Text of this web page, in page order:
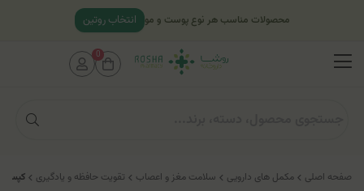
صفحه اصلی مکمل های دارویی سلامت مغز و اعصاب تقویت حافظه و یادگیری کپسول
محصولات مناسب هر نوع پوست و مو انتخاب روتین
0